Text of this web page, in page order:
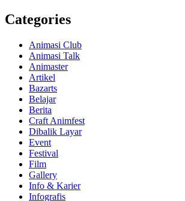
Categories
Animasi Club
Animasi Talk
Animaster
Artikel
Bazarts
Belajar
Berita
Craft Animfest
Dibalik Layar
Event
Festival
Film
Gallery
Info & Karier
Infografis